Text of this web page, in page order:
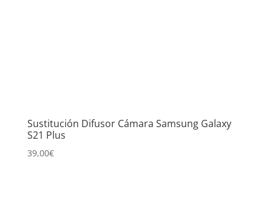
Sustitución Difusor Cámara Samsung Galaxy
S21 Plus
39,00€